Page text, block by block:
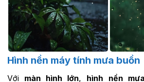
Hình nền máy tính mưa buồn
Với màn hình lớn, hình nền